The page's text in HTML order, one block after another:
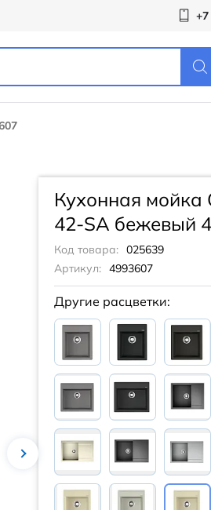
Кухонная мойка
42-SA бежевый
Код товара: 025639
Артикул: 4993607
Другие расцветки: